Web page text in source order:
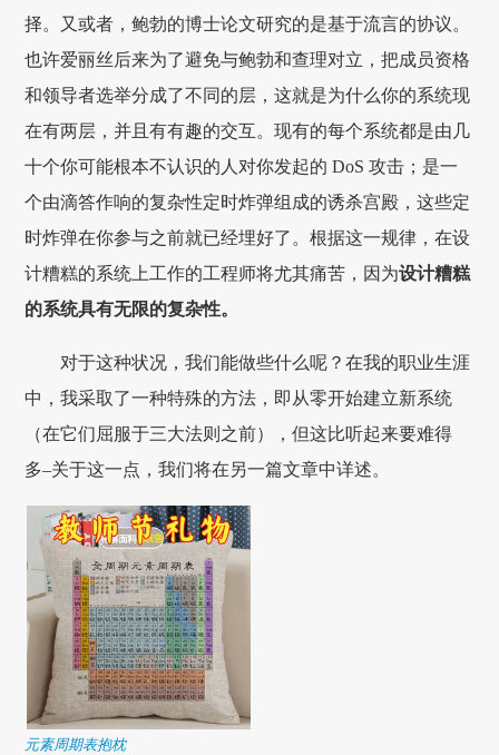
择。又或者，鲍勃的博士论文研究的是基于流言的协议。
也许爱丽丝后来为了避免与鲍勃和查理对立，把成员资格
和领导者选举分成了不同的层，这就是为什么你的系统现
在有两层，并且有有趣的交互。现有的每个系统都是由几
十个你可能根本不认识的人对你发起的 DoS 攻击；是一
个由滴答作响的复杂性定时炸弹组成的诱杀宫殿，这些定
时炸弹在你参与之前就已经埋好了。根据这一规律，在设
计糟糕的系统上工作的工程师将尤其痛苦，因为设计糟糕
的系统具有无限的复杂性。
对于这种状况，我们能做些什么呢？在我的职业生涯
中，我采取了一种特殊的方法，即从零开始建立新系统
（在它们屈服于三大法则之前），但这比听起来要难得
多–关于这一点，我们将在另一篇文章中详述。
元素周期表抱枕